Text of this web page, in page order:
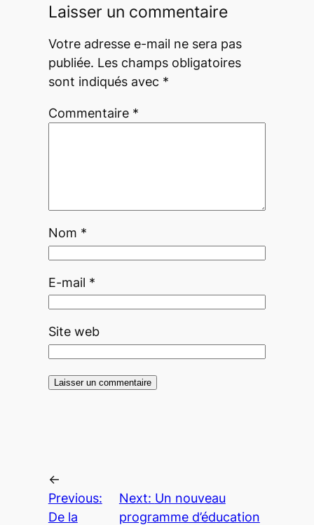
Laisser un commentaire
Votre adresse e-mail ne sera pas
publiée. Les champs obligatoires
sont indiqués avec *
Commentaire *
Nom *
E-mail *
Site web
←
Previous:
De la
Next: Un nouveau
programme d’éducation